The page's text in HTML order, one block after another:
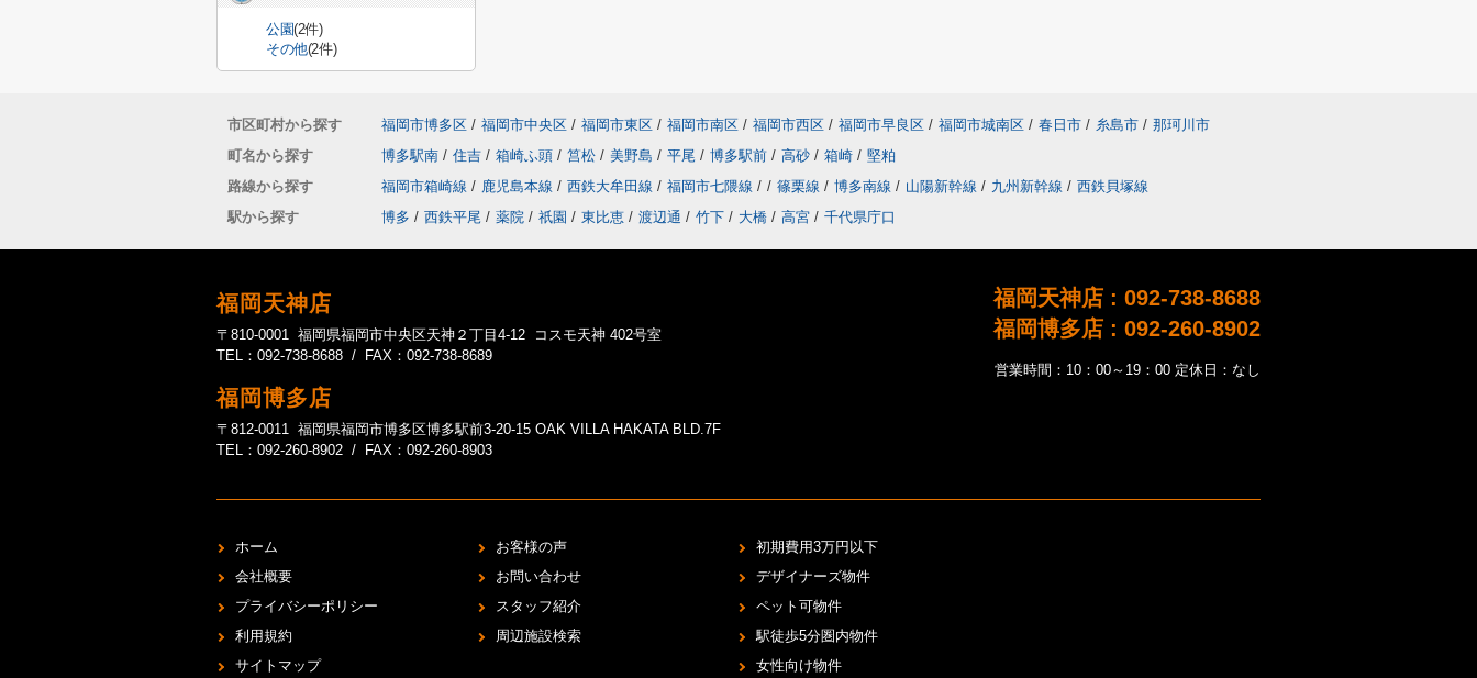
公園(2件)
その他(2件)
市区町村から探す 福岡市博多区 / 福岡市中央区 / 福岡市東区 / 福岡市南区 / 福岡市西区 / 福岡市早良区 / 福岡市城南区 / 春日市 / 糸島市 / 那珂川市
町名から探す
博多駅南 / 住吉 / 箱崎ふ頭 / 筥松 / 美野島 / 平尾 / 博多駅前 / 高砂 / 箱崎 / 堅粕
路線から探す
福岡市箱崎線 / 鹿児島本線 / 西鉄大牟田線 / 福岡市七隈線 / / 篠栗線 / 博多南線 / 山陽新幹線 / 九州新幹線 / 西鉄貝塚線
駅から探す
博多 / 西鉄平尾 / 薬院 / 祇園 / 東比恵 / 渡辺通 / 竹下 / 大橋 / 高宮 / 千代県庁口
福岡天神店
〒810-0001 福岡県福岡市中央区天神２丁目4-12 コスモ天神 402号室
TEL：092-738-8688 / FAX：092-738-8689
福岡博多店
〒812-0011 福岡県福岡市博多区博多駅前3-20-15 OAK VILLA HAKATA BLD.7F
TEL：092-260-8902 / FAX：092-260-8903
福岡天神店 : 092-738-8688
福岡博多店 : 092-260-8902
営業時間：10：00～19：00 定休日：なし
ホーム
会社概要
プライバシーポリシー
利用規約
サイトマップ
お客様の声
お問い合わせ
スタッフ紹介
周辺施設検索
初期費用3万円以下
デザイナーズ物件
ペット可物件
駅徒歩5分圏内物件
女性向け物件